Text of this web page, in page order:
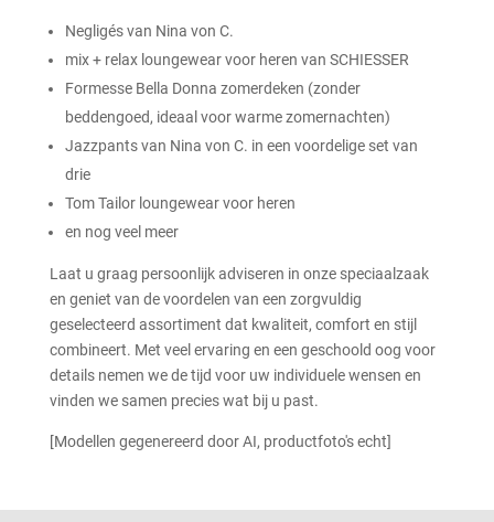
Negligés van Nina von C.
mix + relax loungewear voor heren van SCHIESSER
Formesse Bella Donna zomerdeken (zonder
beddengoed, ideaal voor warme zomernachten)
Jazzpants van Nina von C. in een voordelige set van
drie
Tom Tailor loungewear voor heren
en nog veel meer
Laat u graag persoonlijk adviseren in onze speciaalzaak
en geniet van de voordelen van een zorgvuldig
geselecteerd assortiment dat kwaliteit, comfort en stijl
combineert. Met veel ervaring en een geschoold oog voor
details nemen we de tijd voor uw individuele wensen en
vinden we samen precies wat bij u past.
[Modellen gegenereerd door AI, productfoto's echt]